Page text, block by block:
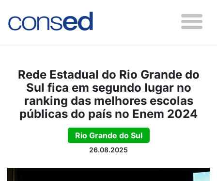
Rede Estadual do Rio Grande do
Sul fica em segundo lugar no
ranking das melhores escolas
públicas do país no Enem 2024
Rio Grande do Sul
26.08.2025